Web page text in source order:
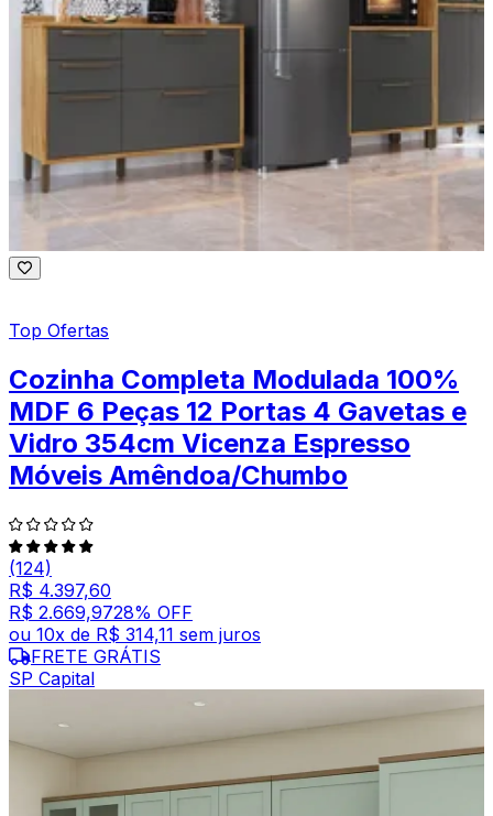
Top Ofertas
Cozinha Completa Modulada 100%
MDF 6 Peças 12 Portas 4 Gavetas e
Vidro 354cm Vicenza Espresso
Móveis Amêndoa/Chumbo
(124)
R$ 4.397,60
R$ 2.669,9728% OFF
ou 10x de R$ 314,11 sem juros
FRETE GRÁTIS
SP Capital